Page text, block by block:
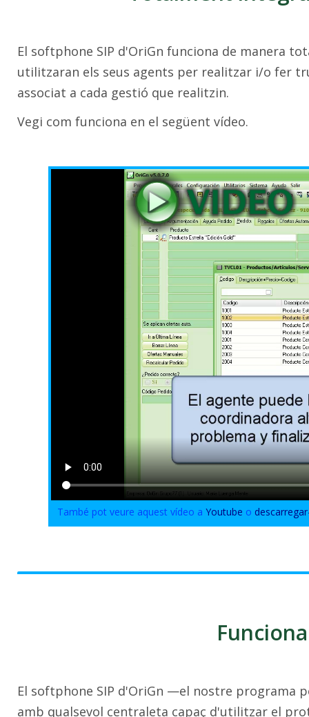
El softphone SIP d'OriGn funciona de manera
utilitzaran els seus agents per realitzar i/o fer
associat a cada gestió que realitzin.
Vegi com funciona en el següent vídeo.
També pot veure aquest vídeo aYoutube o
El softphone SIP d'OriGn —el nostre programa
amb qualsevol centraleta capaç d'utilitzar el